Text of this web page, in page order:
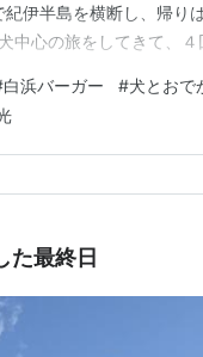
伊半島を横断し、帰り
中心の旅をしてきて、
円月島を鑑賞し、その後
パラダイスの白…
白浜バーガー #犬とおで
た最終日